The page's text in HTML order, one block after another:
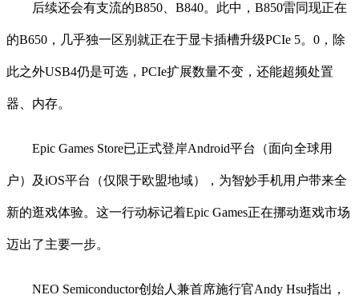
后续还会有支流的B850、B840。此中，B850雷同现正在
的B650，几乎独一区别就正在于显卡插槽升级PCIe 5。0，除
此之外USB4仍是可选，PCIe扩展数量不变，还能超频处置
器、内存。
Epic Games Store已正式登岸Android平台（面向全球用
户）及iOS平台（仅限于欧盟地域），为智妙手机用户带来全
新的逛戏体验。这一行动标记着Epic Games正在挪动逛戏市场
迈出了主要一步。
NEO Semiconductor创始人兼首席施行官Andy Hsu指出，